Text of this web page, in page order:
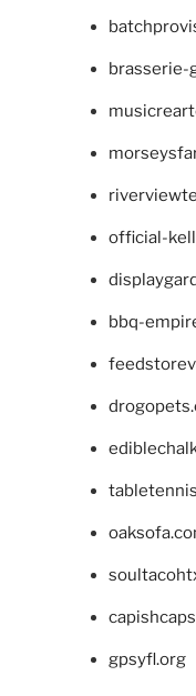
brasserie-
official-
bbq-
gpsyfl.org